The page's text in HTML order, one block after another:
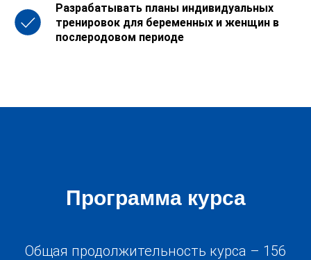
Разрабатывать планы индивидуальных
тренировок для беременных и женщин в
послеродовом периоде
Программа курса
Общая продолжительность курса – 156